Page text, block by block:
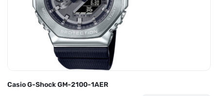
Casio G-Shock GM-2100-1AER